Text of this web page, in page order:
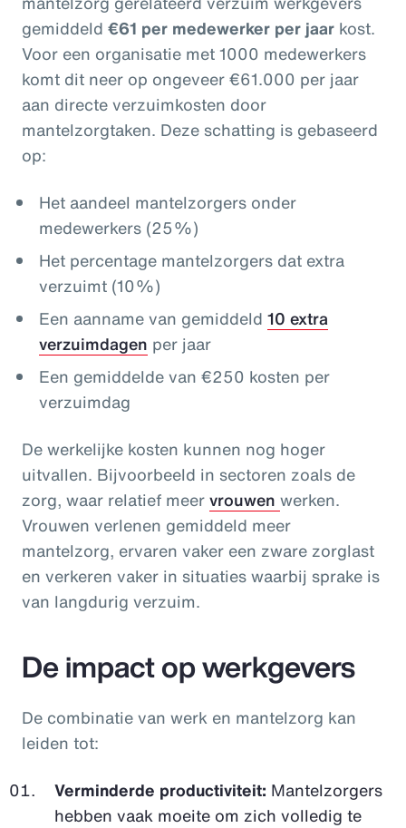
gemiddeld €61 per medewerker per jaar kost.
Voor een organisatie met 1000 medewerkers
komt dit neer op ongeveer €61.000 per jaar
aan directe verzuimkosten door
mantelzorgtaken. Deze schatting is gebaseerd
op:
Het aandeel mantelzorgers onder
medewerkers (25%)
Het percentage mantelzorgers dat extra
verzuimt (10%)
Een aanname van gemiddeld 10 extra
verzuimdagen per jaar
Een gemiddelde van €250 kosten per
verzuimdag
De werkelijke kosten kunnen nog hoger
uitvallen. Bijvoorbeeld in sectoren zoals de
zorg, waar relatief meervrouwen werken.
Vrouwen verlenen gemiddeld meer
mantelzorg, ervaren vaker een zware zorglast
en verkeren vaker in situaties waarbij sprake is
van langdurig verzuim.
De impact op werkgevers
De combinatie van werk en mantelzorg kan
leiden tot:
Verminderde productiviteit: Mantelzorgers
hebben vaak moeite om zich volledig te